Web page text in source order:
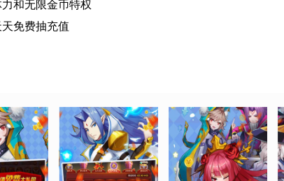
和无限金币特权
免费抽充值